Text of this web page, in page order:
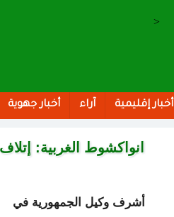
>
أخبار إقليمية آراء أخبار جهوية
انواكشوط الغربية:
أشرف وكيل الجمهورية في